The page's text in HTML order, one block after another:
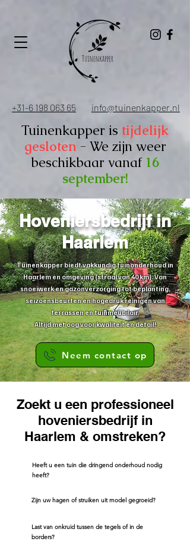
+31-6 198 063 65 info@tuinenkapper.nl
Tuinenkapper is tijdelijk
gesloten- We zijn weer
beschikbaar vanaf 16
september!
Hoveniersbedrijfin
Haarlem
Tuinenkapper biedt vakkundig tuinonderhoud in
Haarlem en omgeving (straal van 40 km). Van
snoeiwerk en gazonverzorging tot beplanting,
seizoensbeurten en hogedruk reinigen van
terrassen en tuinmeubilair.
Altijd met oog voorkwaliteiten detail!
Neem contact op
Zoekt u een professioneel
hoveniersbedrijf in
Haarlem & omstreken?
Heeft u een tuin die dringend onderhoud nodig
heeft?
Zijn uw hagen of struiken uit model gegroeid?
Last van onkruid tussen de tegels of in de
borders?